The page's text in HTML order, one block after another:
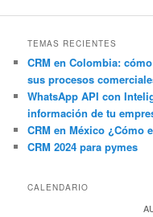
TEMAS RECIENTES
CRM en Colombia:
sus procesos
WhatsApp API con
información de tu
CRM en México ¿Cómo
CRM 2024 para pymes
CALENDARIO